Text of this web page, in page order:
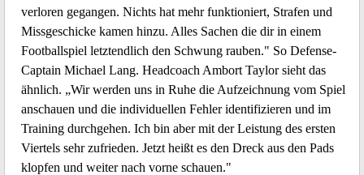
verloren gegangen. Nichts hat mehr funktioniert, Strafen und
Missgeschicke kamen hinzu. Alles Sachen die dir in einem
Footballspiel letztendlich den Schwung rauben." So Defense-
Captain Michael Lang. Headcoach Ambort Taylor sieht das
ähnlich. „Wir werden uns in Ruhe die Aufzeichnung vom Spiel
anschauen und die individuellen Fehler identifizieren und im
Training durchgehen. Ich bin aber mit der Leistung des ersten
Viertels sehr zufrieden. Jetzt heißt es den Dreck aus den Pads
klopfen und weiter nach vorne schauen."